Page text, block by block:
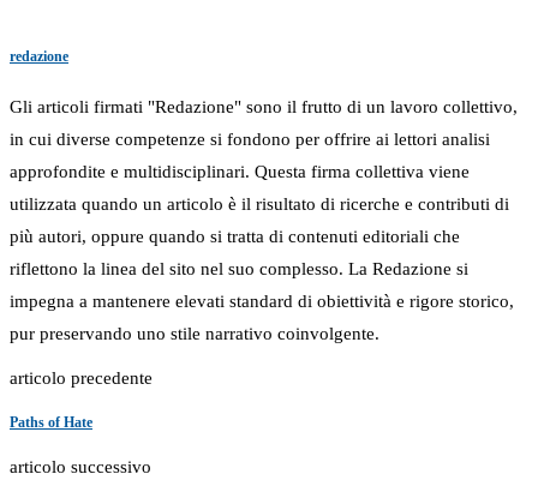
redazione
Gli articoli firmati "Redazione" sono il frutto di un lavoro collettivo,
in cui diverse competenze si fondono per offrire ai lettori analisi
approfondite e multidisciplinari. Questa firma collettiva viene
utilizzata quando un articolo è il risultato di ricerche e contributi di
più autori, oppure quando si tratta di contenuti editoriali che
riflettono la linea del sito nel suo complesso. La Redazione si
impegna a mantenere elevati standard di obiettività e rigore storico,
pur preservando uno stile narrativo coinvolgente.
articolo precedente
Paths of Hate
articolo successivo